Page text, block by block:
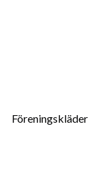
Föreningskläder